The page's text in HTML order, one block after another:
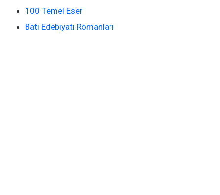
100 Temel Eser
Batı Edebiyatı Romanları